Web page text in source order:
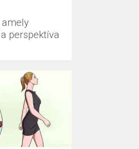
amely
perspektíva